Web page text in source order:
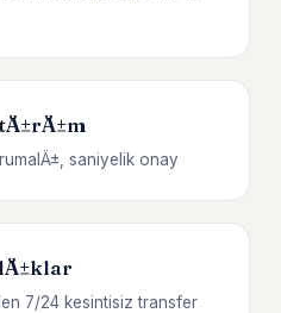
saniyelik onay
7/24 kesintisiz transfer